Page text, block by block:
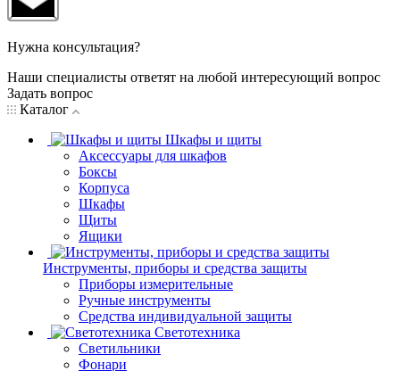
Нужна консультация?
Наши специалисты ответят на любой интересующий вопрос
Задать вопрос
Каталог
Шкафы и щиты
Аксессуары для шкафов
Боксы
Корпуса
Шкафы
Щиты
Ящики
Инструменты, приборы и средства защиты
Приборы измерительные
Ручные инструменты
Средства индивидуальной защиты
Светотехника
Светильники
Фонари